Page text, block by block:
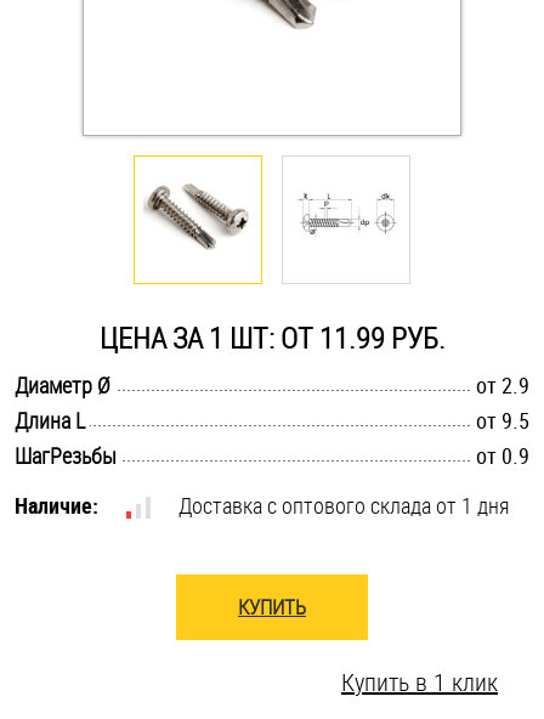
Пробки
Саморезы и шурупы
Такелаж
Хомуты
Шайбы
Шпильки
ЦЕНА ЗА 1 ШТ: ОТ 11.99 РУБ.
Диаметр Ø
от 2.9
Длина L
от 9.5
ШагРезьбы
от 0.9
Наличие:
Доставка с оптового склада от 1 дня
КУПИТЬ
Купить в 1 клик